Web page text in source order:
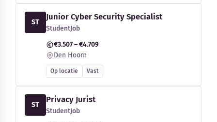
ST
Junior Cyber Security Specialist
StudentJob
€3.507 – €4.709
Den Hoorn
Op locatie Vast
ST
Privacy Jurist
StudentJob